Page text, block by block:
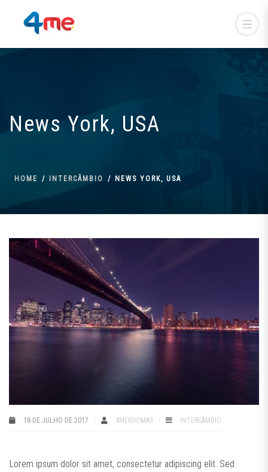
News York, USA
HOME INTERCÂMBIO NEWS YORK, USA
18 DE JULHO DE 2017 4MEIDIOMAS INTERCÂMBIO
Lorem ipsum dolor sit amet, consectetur adipiscing elit. Sed